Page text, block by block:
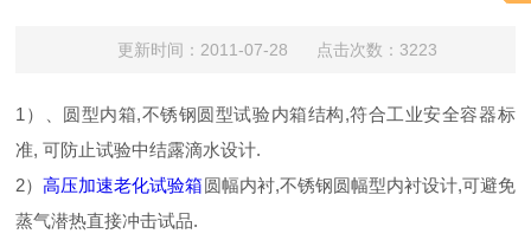
更新时间：2011-07-28 点击次数：3223
1）、圆型内箱,不锈钢圆型试验内箱结构,符合工业安全容器标
准, 可防止试验中结露滴水设计.
2）高压加速老化试验箱圆幅内衬,不锈钢圆幅型内衬设计,可避免
蒸气潜热直接冲击试品.